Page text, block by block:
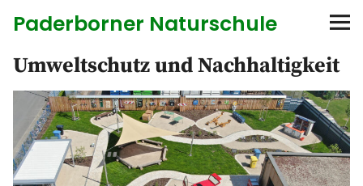
Paderborner Naturschule
Startseite
Bildungsangebote
Zielgruppe
Umweltschutz und Nachhaltigkeit